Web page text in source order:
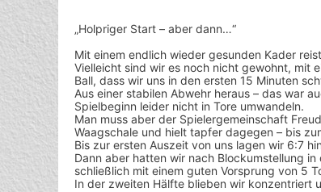
„Holpriger Start – aber dann…“
Mit einem endlich wieder gesunden Kader
Vielleicht sind wir es noch nicht gewohnt, mit
Ball, dass wir uns in den ersten 15 Minuten
Aus einer stabilen Abwehr heraus – das war
Spielbeginn leider nicht in Tore umwandeln.
Man muss aber der Spielergemeinschaft
Waagschale und hielt tapfer dagegen – bis
Bis zur ersten Auszeit von uns lagen wir 6:7
Dann aber hatten wir nach Blockumstellung
schließlich mit einem guten Vorsprung von 5
In der zweiten Hälfte blieben wir konzentriert